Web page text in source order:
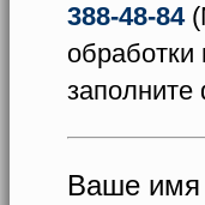
388-48-84
Ваше имя